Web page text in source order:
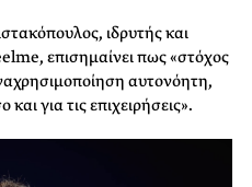
ιδρυτής και
επισημαίνει πως «στόχος
αυτονόητη,
για τις επιχειρήσεις».